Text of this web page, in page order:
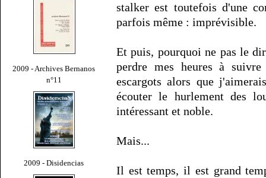
2009 - Archives Bernanos
n°11
2009 - Disidencias
stalker est toutefois d'une
parfois même : imprévisible.
Et puis, pourquoi ne pas le
perdre mes heures à
escargots alors que
écouter le hurlement des
intéressant et noble.
Mais...
Il est temps, il est grand